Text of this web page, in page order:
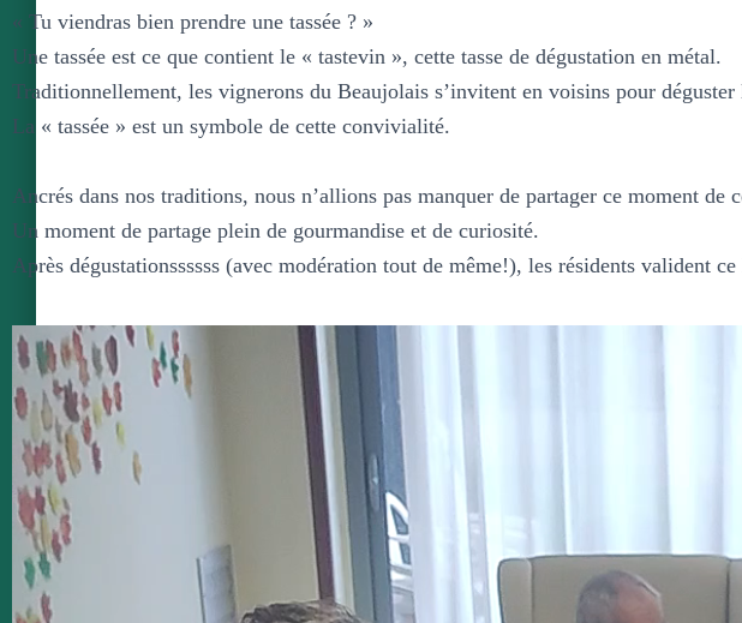
« Tu viendras bien prendre une tassée ? »
Une tassée est ce que contient le « tastevin », cette tasse de dégustation en métal.
Traditionnellement, les vignerons du Beaujolais s’invitent en voisins pour
La « tassée » est un symbole de cette convivialité.
Ancrés dans nos traditions, nous n’allions pas manquer de partager ce moment
Un moment de partage plein de gourmandise et de curiosité.
Après dégustationssssss (avec modération tout de même!), les résidents valident